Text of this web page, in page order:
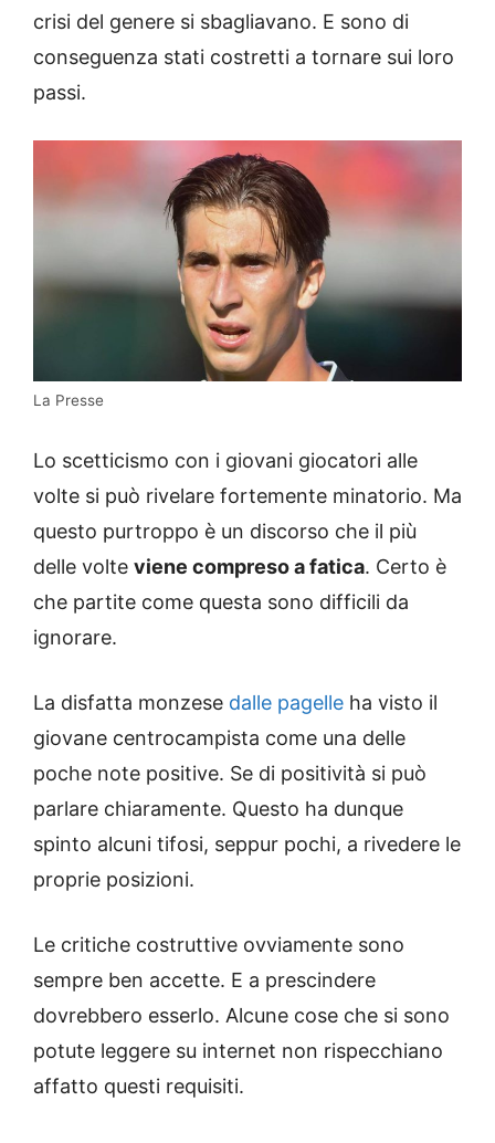
crisi del genere si sbagliavano. E sono di
conseguenza stati costretti a tornare sui loro
passi.
La Presse
Lo scetticismo con i giovani giocatori alle
volte si può rivelare fortemente minatorio. Ma
questo purtroppo è un discorso che il più
delle volte viene compreso a fatica. Certo è
che partite come questa sono difficili da
ignorare.
La disfatta monzese dalle pagelle ha visto il
giovane centrocampista come una delle
poche note positive. Se di positività si può
parlare chiaramente. Questo ha dunque
spinto alcuni tifosi, seppur pochi, a rivedere le
proprie posizioni.
Le critiche costruttive ovviamente sono
sempre ben accette. E a prescindere
dovrebbero esserlo. Alcune cose che si sono
potute leggere su internet non rispecchiano
affatto questi requisiti.